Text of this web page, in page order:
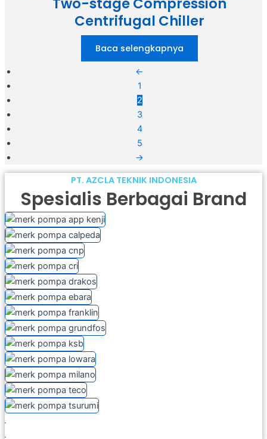
Centrifugal Chiller
Baca selengkapnya
←
1
2
3
4
5
→
PT. AZCLA TEKNIK INDONESIA
Spesialis Berbagai Brand